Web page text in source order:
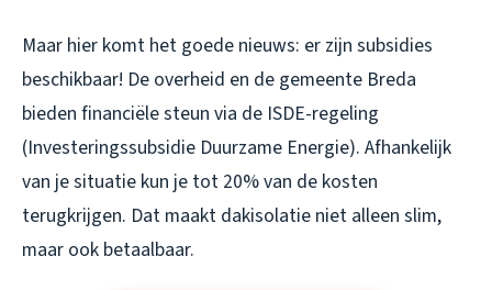
Maar hier komt het goede nieuws: er zijn subsidies
beschikbaar! De overheid en de gemeente Breda
bieden financiële steun via de ISDE-regeling
(Investeringssubsidie Duurzame Energie). Afhankelijk
van je situatie kun je tot 20% van de kosten
terugkrijgen. Dat maakt dakisolatie niet alleen slim,
maar ook betaalbaar.